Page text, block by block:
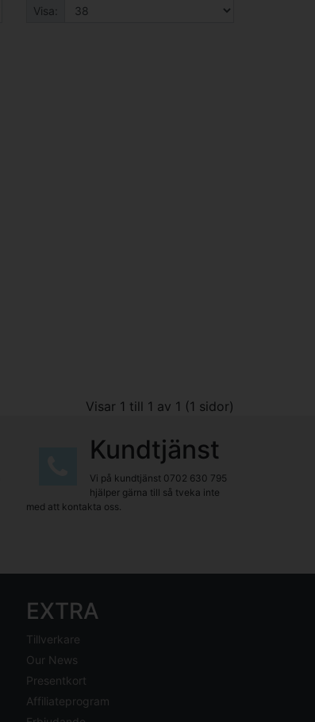
Visa:
Visar 1 till 1 av 1 (1 sidor)
Kundtjänst
Vi på kundtjänst 0702 630 795
hjälper gärna till så tveka inte
med att kontakta oss.
EXTRA
Tillverkare
Our News
Presentkort
Affiliateprogram